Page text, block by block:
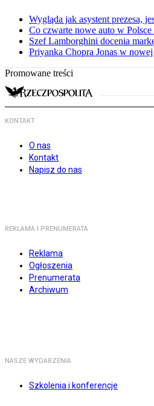
Wygląda jak asystent prezesa,
Co czwarte nowe auto w
Szef Lamborghini docenia
Priyanka Chopra Jonas w
Promowane treści
KONTAKT
O nas
Kontakt
Napisz do nas
REKLAMA I PRENUMERATA
Reklama
Ogłoszenia
Prenumerata
Archiwum
NASZE WYDARZENIA
Szkolenia i konferencje